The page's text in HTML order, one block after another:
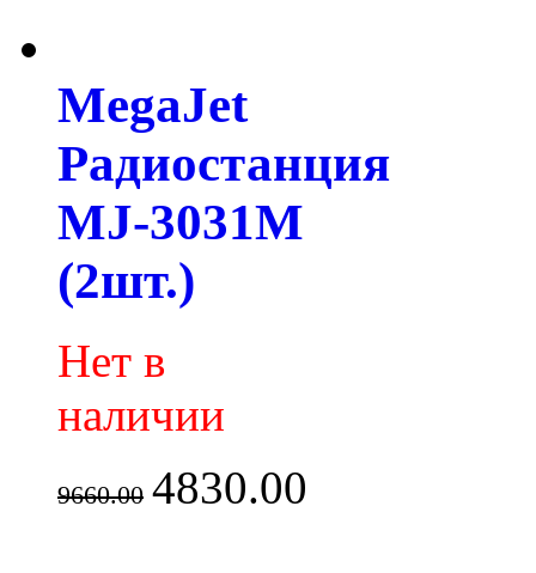
MegaJet
Радиостанция
MJ-3031M
(2шт.)
Нет в
наличии
9660.00 4830.00